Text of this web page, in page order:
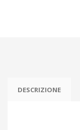
DESCRIZIONE